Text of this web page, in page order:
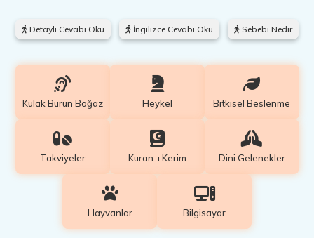
Detaylı Cevabı Oku İngilizce Cevabı Oku Sebebi Nedir
Kulak Burun Boğaz Heykel Bitkisel Beslenme
Takviyeler Kuran-ı Kerim Dini Gelenekler
Hayvanlar Bilgisayar